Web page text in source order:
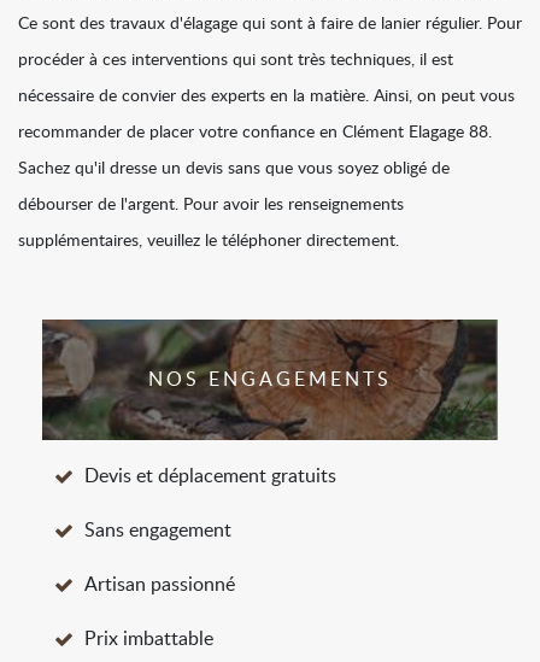
Ce sont des travaux d'élagage qui sont à faire de lanier régulier. Pour
procéder à ces interventions qui sont très techniques, il est
nécessaire de convier des experts en la matière. Ainsi, on peut vous
recommander de placer votre confiance en Clément Elagage 88.
Sachez qu'il dresse un devis sans que vous soyez obligé de
débourser de l'argent. Pour avoir les renseignements
supplémentaires, veuillez le téléphoner directement.
NOS ENGAGEMENTS
Devis et déplacement gratuits
Sans engagement
Artisan passionné
Prix imbattable